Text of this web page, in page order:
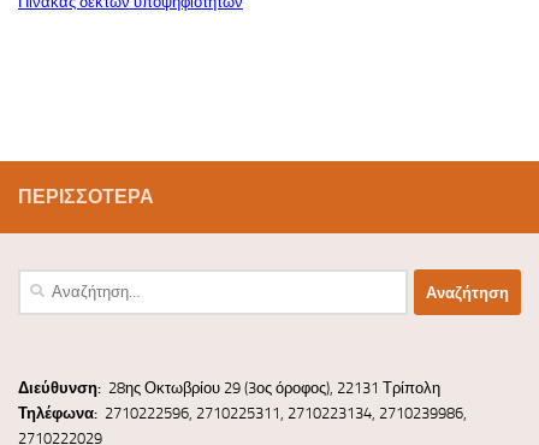
ΠΕΡΙΣΣΌΤΕΡΑ
Αναζήτηση
Διεύθυνση: 28ης Οκτωβρίου 29 (3ος όροφος), 22131 Τρίπολη
Τηλέφωνα: 2710222596, 2710225311, 2710223134, 2710239986,
2710222029